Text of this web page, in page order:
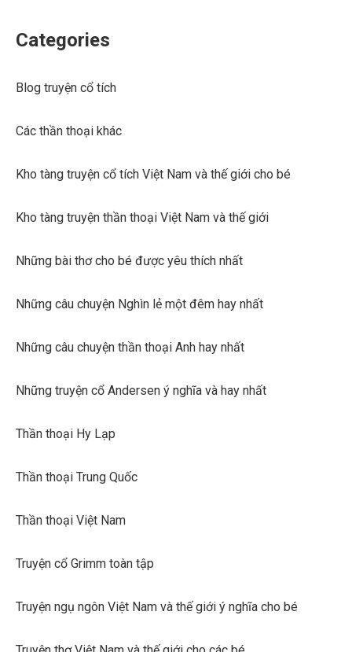
Categories
Blog truyện cổ tích
Các thần thoại khác
Kho tàng truyện cổ tích Việt Nam và thế giới cho bé
Kho tàng truyện thần thoại Việt Nam và thế giới
Những bài thơ cho bé được yêu thích nhất
Những câu chuyện Nghìn lẻ một đêm hay nhất
Những câu chuyện thần thoại Anh hay nhất
Những truyện cổ Andersen ý nghĩa và hay nhất
Thần thoại Hy Lạp
Thần thoại Trung Quốc
Thần thoại Việt Nam
Truyện cổ Grimm toàn tập
Truyện ngụ ngôn Việt Nam và thế giới ý nghĩa cho bé